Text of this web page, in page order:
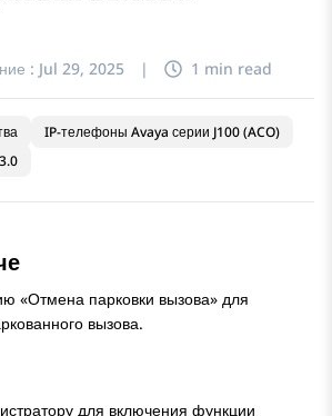
страницей
PDF
: Jul 29, 2025 | 1 min read
IP-телефоны Avaya серии J100 (ACO)
«Отмена парковки вызова» для
вызова.
для включения функции